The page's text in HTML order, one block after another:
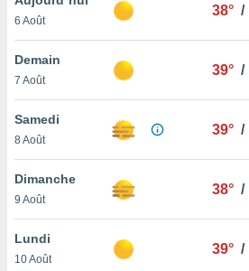
et
»,
au
vous
qu'ils
ou
le
6 Août
38° /
Demain
7 Août
39° /
Samedi
8 Août
39° /
Dimanche
9 Août
38° /
Lundi
10 Août
39° /